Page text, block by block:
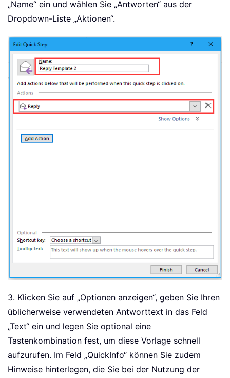
„Name“ ein und wählen Sie „Antworten“ aus der
Dropdown-Liste „Aktionen“.
3. Klicken Sie auf „Optionen anzeigen“, geben Sie Ihren
üblicherweise verwendeten Antworttext in das Feld
„Text“ ein und legen Sie optional eine
Tastenkombination fest, um diese Vorlage schnell
aufzurufen. Im Feld „QuickInfo“ können Sie zudem
Hinweise hinterlegen, die Sie bei der Nutzung der